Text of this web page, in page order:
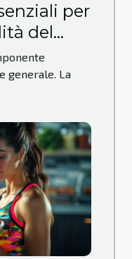
per
del
generale. La